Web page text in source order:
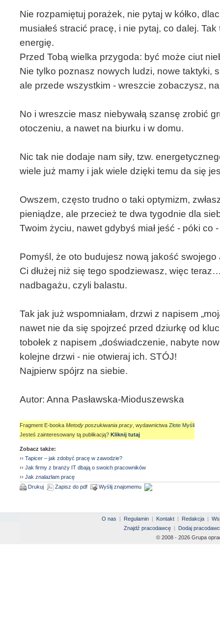
Nie rozpamiętuj porażek, nie pytaj w kółko,
musiałeś stracić pracę, i nie pytaj, co dalej.
energię.
Przed Tobą wielka przygoda: być może ciut
Nie tylko poznasz nowych ludzi, nowe taktyki,
ale przede wszystkim - wreszcie zobaczysz,
No i wreszcie masz niebywałą szansę zrobić
otoczeniu, a nawet na biurku i w domu.
Nic tak nie dodaje nam siły, tzw.
wiele już mamy i jak wiele dzięki temu da się
Owszem, często trudno o taki optymizm,
pieniądze, ale przecież te dwa tygodnie dla
Twoim życiu, nawet gdybyś miał jeść - póki co
Pomyśl, że oto budujesz nową jakość
Ci dłużej niż się tego spodziewasz, więc
nadbagażu, czyli balastu.
Tak jak już wspomniałam, drzwi z napisem
nawet nie da się spojrzeć przed dziurkę od
tobołek z napisem „doświadczenie, nabyte
kolejne drzwi - nie otwieraj ich. STÓJ!
Najpierw spójrz na siebie.
Autor: Anna Pasławska-Mioduszewska
Fragment E-booka Metody poszukiwania pracy , wydawnictwa Złote Myśli
Jesteś zainteresowany tą publikacją? Kliknij tutaj
Zobacz także:
›› Tapicer – jak zdobyć pracę w zawodzie?
›› Jak firmy z branży IT dbają o swoich pracowników
›› Jak znalazłam pracę
Drukuj
Zapisz do pdf Wyślij znajomemu
O nas | Regulamin | Kontakt | Redakcja |
Znajdź pracodawcę
|
Dodaj
© 2008 - 2026 Grupa